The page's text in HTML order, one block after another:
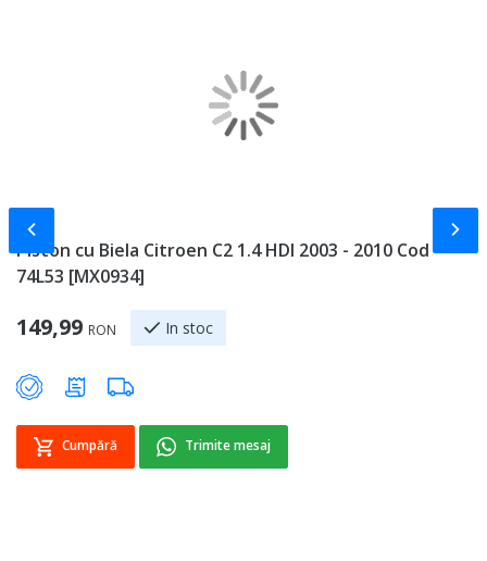
Piston cu Biela Citroen C2 1.4 HDI 2003 - 2010 Cod
74L53 [MX0934]
149,99 RON In stoc
Cumpără Trimite mesaj
Slide-ul anterior